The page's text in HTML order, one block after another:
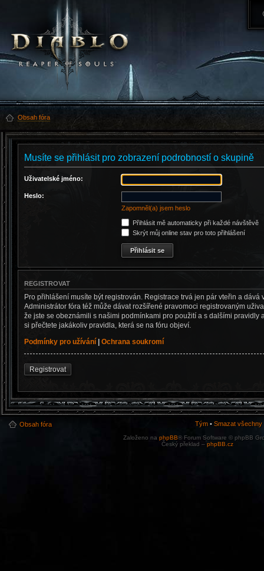
Obsah fóra
Musíte se přihlásit pro zobrazení podrobností o skupině
Uživatelské jméno:
Heslo:
Zapomněl(a) jsem heslo
Přihlásit mě automaticky při každé návštěvě
Skrýt můj online stav pro toto přihlášení
REGISTROVAT
Pro přihlášení musíte být registrován. Registrace trvá jen pár vteřin a dává
Administrátor fóra též může dávat rozšířené pravomoci registrovaným
že jste se obeznámili s našimi podmínkami pro použití a s dalšími pravidly
si přečtete jakákoliv pravidla, která se na fóru objeví.
Podmínky pro užívání
Ochrana soukromí
Registrovat
Obsah fóra Tým • Smazat
Založeno na phpBB® Forum Software © phpBB
Český překlad – phpBB.cz